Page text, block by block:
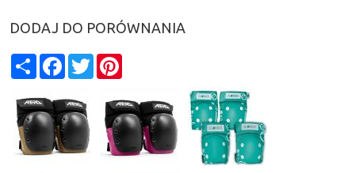
DODAJ DO PORÓWNANIA
ShareFacebook
Twitter